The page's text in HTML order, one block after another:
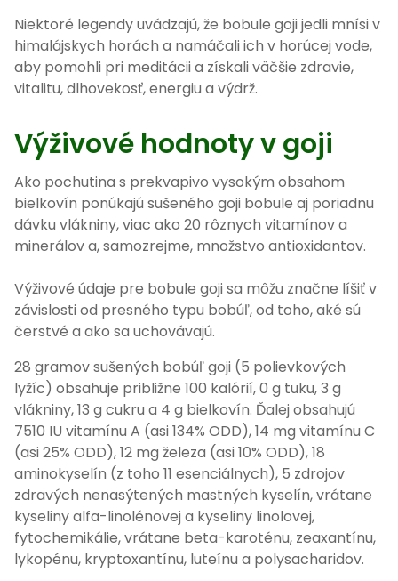
Niektoré legendy uvádzajú, že bobule goji jedli mnísi v
himalájskych horách a namáčali ich v horúcej vode,
aby pomohli pri meditácii a získali väčšie zdravie,
vitalitu, dlhovekosť, energiu a výdrž.
Výživové hodnoty v goji
Ako pochutina s prekvapivo vysokým obsahom
bielkovín ponúkajú sušeného goji bobule aj poriadnu
dávku vlákniny, viac ako 20 rôznych vitamínov a
minerálov a, samozrejme, množstvo antioxidantov.
Výživové údaje pre bobule goji sa môžu značne líšiť v
závislosti od presného typu bobúľ, od toho, aké sú
čerstvé a ako sa uchovávajú.
28 gramov sušených bobúľ goji (5 polievkových
lyžíc) obsahuje približne 100 kalórií, 0 g tuku, 3 g
vlákniny, 13 g cukru a 4 g bielkovín. Ďalej obsahujú
7510 IU vitamínu A (asi 134% ODD), 14 mg vitamínu C
(asi 25% ODD), 12 mg železa (asi 10% ODD), 18
aminokyselín (z toho 11 esenciálnych), 5 zdrojov
zdravých nenasýtených mastných kyselín, vrátane
kyseliny alfa-linolénovej a kyseliny linolovej,
fytochemikálie, vrátane beta-karoténu, zeaxantínu,
lykopénu, kryptoxantínu, luteínu a polysacharidov.